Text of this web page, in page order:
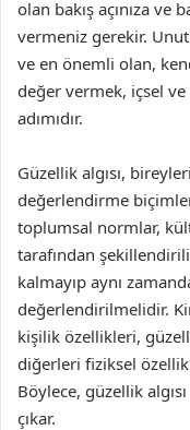
olan bakış açınıza ve
vermeniz gerekir.
ve en önemli olan,
değer vermek, içsel
adımıdır.
Güzellik algısı,
değerlendirme
toplumsal normlar,
tarafından
kalmayıp aynı
değerlendirilmelidir.
kişilik özellikleri,
diğerleri fiziksel
Böylece, güzellik
çıkar.